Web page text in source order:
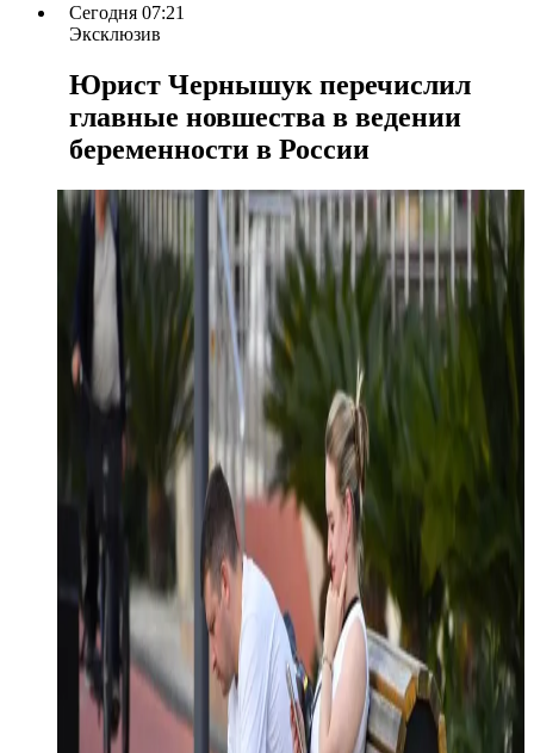
Сегодня 07:21
Эксклюзив
Юрист Чернышук перечислил
главные новшества в ведении
беременности в России